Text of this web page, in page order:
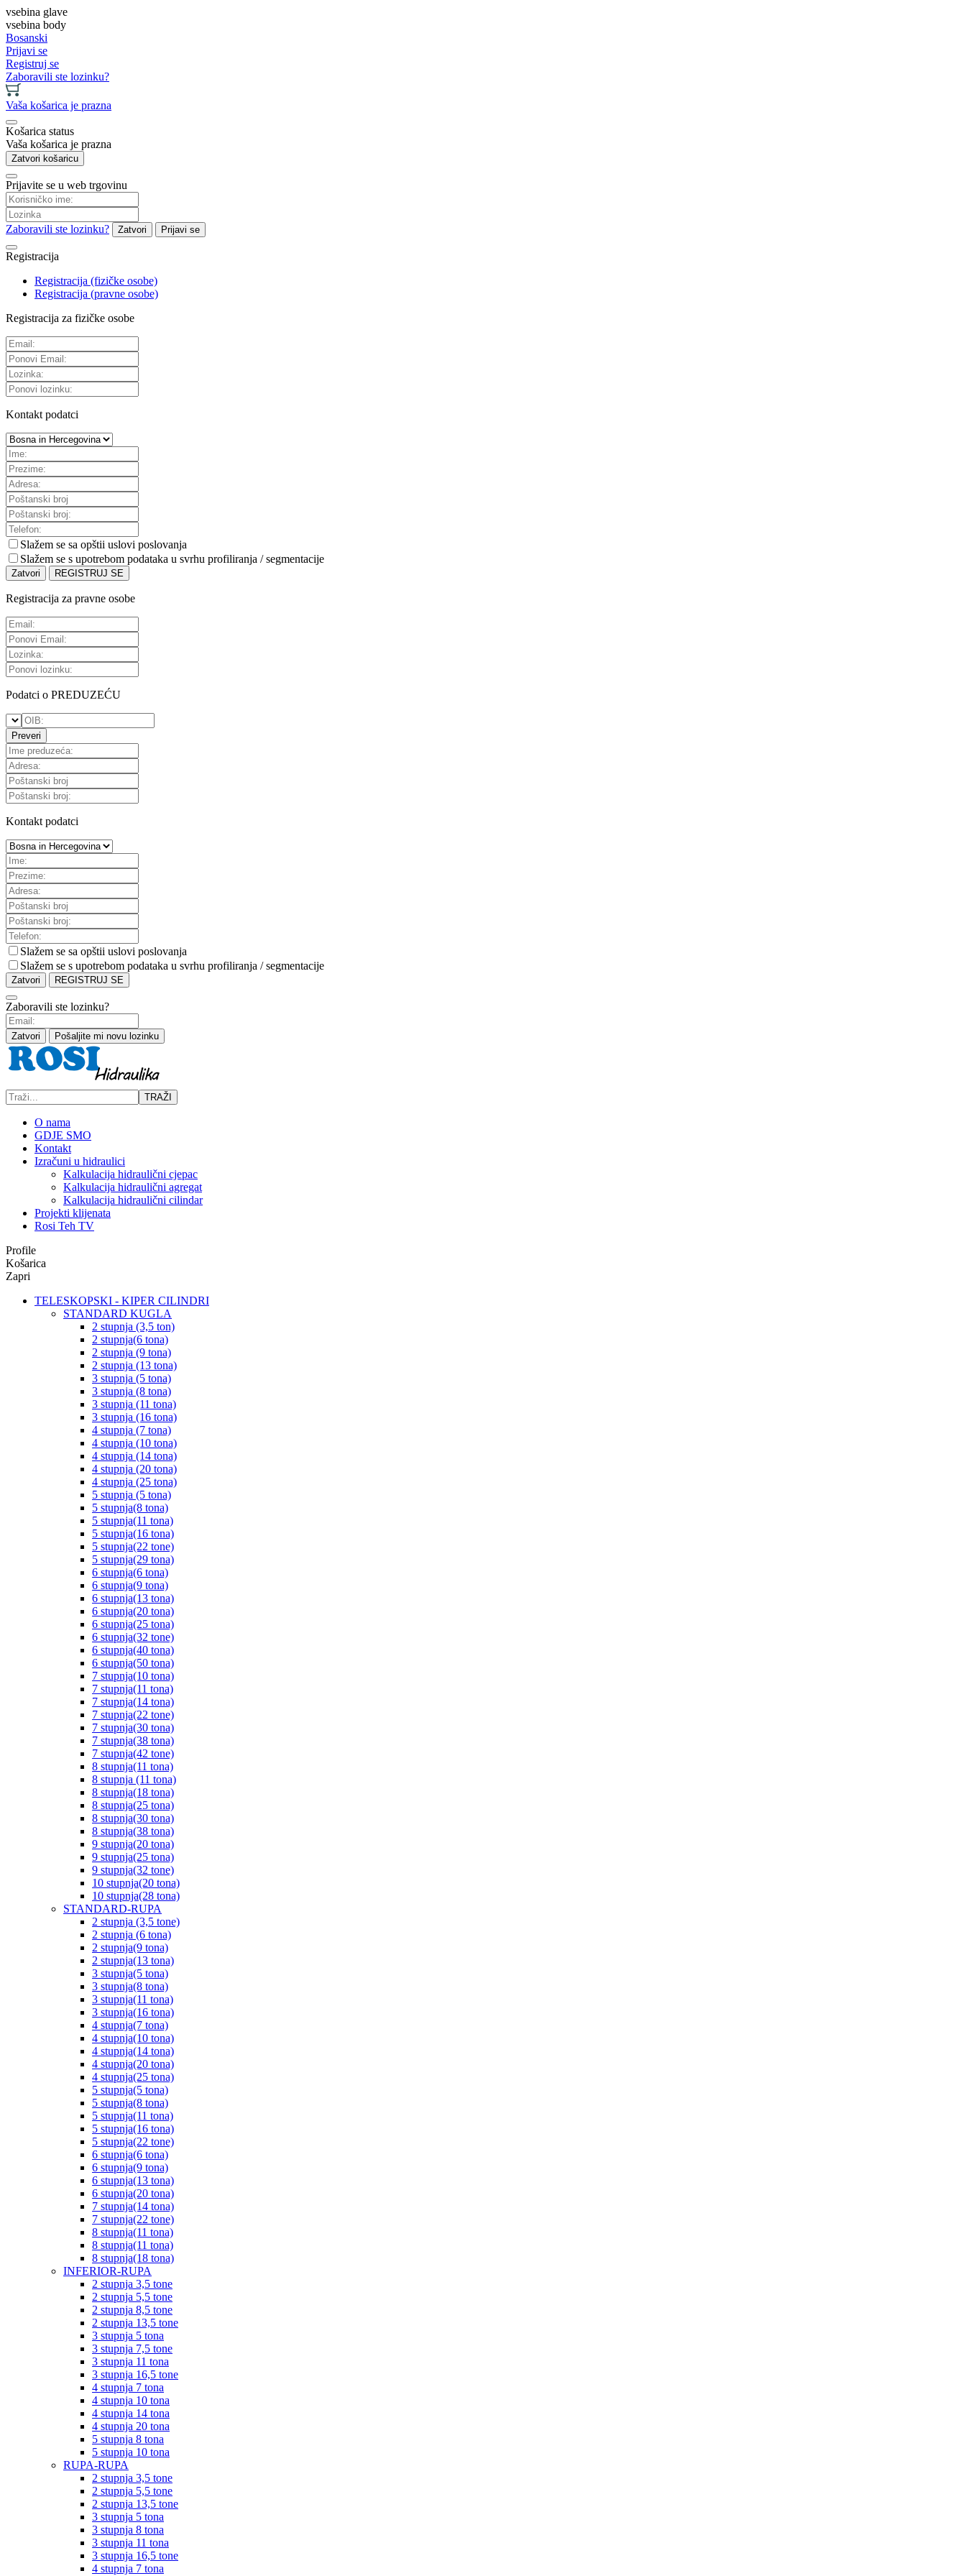
vsebina glave
vsebina body
Bosanski
Prijavi se
Registruj se
Zaboravili ste lozinku?
Vaša košarica je prazna
Košarica status
Vaša košarica je prazna
Zatvori košaricu
Prijavite se u web trgovinu
Zaboravili ste lozinku? Zatvori Prijavi se
Registracija
Registracija (fizičke osobe)
Registracija (pravne osobe)
Registracija za fizičke osobe
Kontakt podatci
Slažem se sa opštii uslovi poslovanja
Slažem se s upotrebom podataka u svrhu profiliranja / segmentacije
Zatvori REGISTRUJ SE
Registracija za pravne osobe
Podatci o PREDUZEĆU
Preveri
Kontakt podatci
Slažem se sa opštii uslovi poslovanja
Slažem se s upotrebom podataka u svrhu profiliranja / segmentacije
Zatvori REGISTRUJ SE
Zaboravili ste lozinku?
Zatvori Pošaljite mi novu lozinku
TRAŽI
O nama
GDJE SMO
Kontakt
Izračuni u hidraulici
Kalkulacija hidraulični cjepac
Kalkulacija hidraulični agregat
Kalkulacija hidraulični cilindar
Projekti klijenata
Rosi Teh TV
Profile
Košarica
Zapri
TELESKOPSKI - KIPER CILINDRI
STANDARD KUGLA
2 stupnja (3,5 ton)
2 stupnja(6 tona)
2 stupnja (9 tona)
2 stupnja (13 tona)
3 stupnja (5 tona)
3 stupnja (8 tona)
3 stupnja (11 tona)
3 stupnja (16 tona)
4 stupnja (7 tona)
4 stupnja (10 tona)
4 stupnja (14 tona)
4 stupnja (20 tona)
4 stupnja (25 tona)
5 stupnja (5 tona)
5 stupnja(8 tona)
5 stupnja(11 tona)
5 stupnja(16 tona)
5 stupnja(22 tone)
5 stupnja(29 tona)
6 stupnja(6 tona)
6 stupnja(9 tona)
6 stupnja(13 tona)
6 stupnja(20 tona)
6 stupnja(25 tona)
6 stupnja(32 tone)
6 stupnja(40 tona)
6 stupnja(50 tona)
7 stupnja(10 tona)
7 stupnja(11 tona)
7 stupnja(14 tona)
7 stupnja(22 tone)
7 stupnja(30 tona)
7 stupnja(38 tona)
7 stupnja(42 tone)
8 stupnja(11 tona)
8 stupnja (11 tona)
8 stupnja(18 tona)
8 stupnja(25 tona)
8 stupnja(30 tona)
8 stupnja(38 tona)
9 stupnja(20 tona)
9 stupnja(25 tona)
9 stupnja(32 tone)
10 stupnja(20 tona)
10 stupnja(28 tona)
STANDARD-RUPA
2 stupnja (3,5 tone)
2 stupnja (6 tona)
2 stupnja(9 tona)
2 stupnja(13 tona)
3 stupnja(5 tona)
3 stupnja(8 tona)
3 stupnja(11 tona)
3 stupnja(16 tona)
4 stupnja(7 tona)
4 stupnja(10 tona)
4 stupnja(14 tona)
4 stupnja(20 tona)
4 stupnja(25 tona)
5 stupnja(5 tona)
5 stupnja(8 tona)
5 stupnja(11 tona)
5 stupnja(16 tona)
5 stupnja(22 tone)
6 stupnja(6 tona)
6 stupnja(9 tona)
6 stupnja(13 tona)
6 stupnja(20 tona)
7 stupnja(14 tona)
7 stupnja(22 tone)
8 stupnja(11 tona)
8 stupnja(11 tona)
8 stupnja(18 tona)
INFERIOR-RUPA
2 stupnja 3,5 tone
2 stupnja 5,5 tone
2 stupnja 8,5 tone
2 stupnja 13,5 tone
3 stupnja 5 tona
3 stupnja 7,5 tone
3 stupnja 11 tona
3 stupnja 16,5 tone
4 stupnja 7 tona
4 stupnja 10 tona
4 stupnja 14 tona
4 stupnja 20 tona
5 stupnja 8 tona
5 stupnja 10 tona
RUPA-RUPA
2 stupnja 3,5 tone
2 stupnja 5,5 tone
2 stupnja 13,5 tone
3 stupnja 5 tona
3 stupnja 8 tona
3 stupnja 11 tona
3 stupnja 16,5 tone
4 stupnja 7 tona